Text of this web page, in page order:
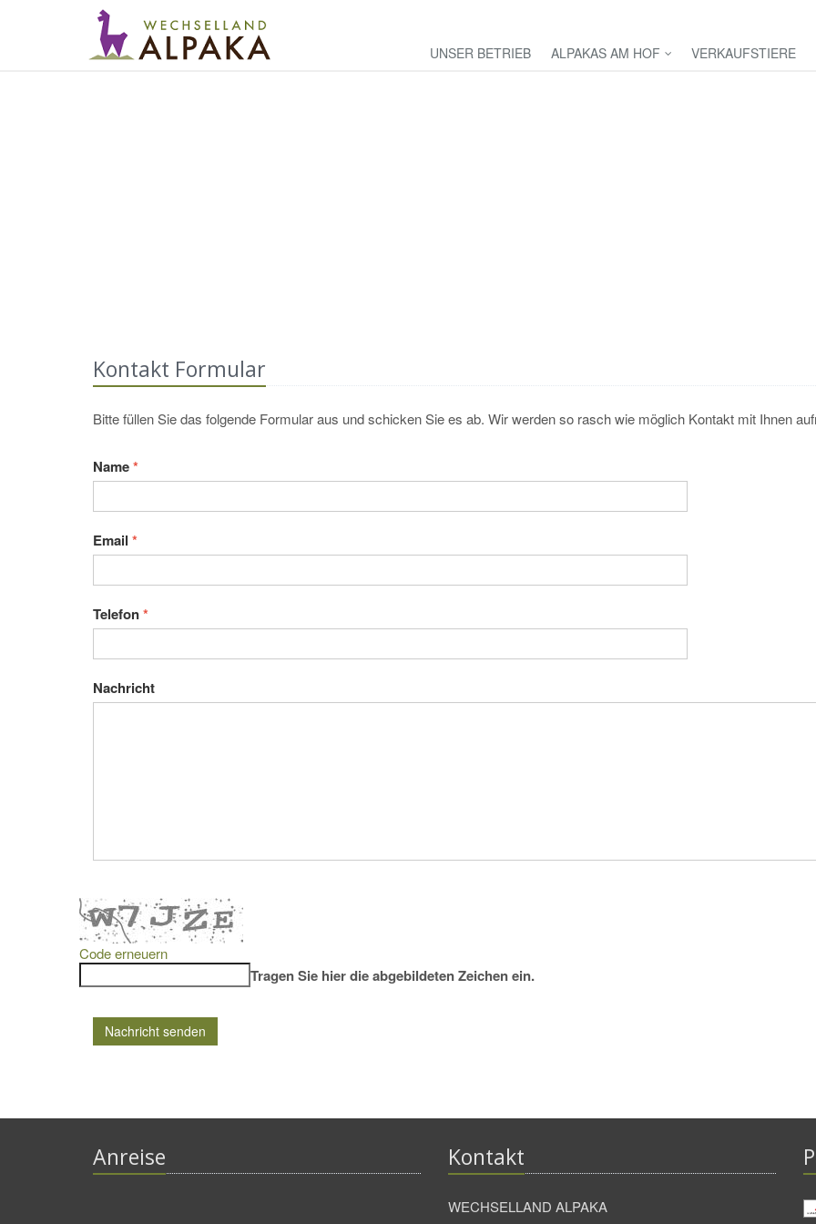
UNSER BETRIEB ALPAKAS AM HOF VERKAUFSTIERE
Kontakt Formular
Bitte füllen Sie das folgende Formular aus und schicken Sie es ab. Wir werden so rasch wie möglich Kontakt mit Ihnen
Name*
Email *
Telefon*
Nachricht
Code erneuern
Tragen Sie hier die abgebildeten Zeichen ein.
Anreise Kontakt
WECHSELLAND ALPAKA